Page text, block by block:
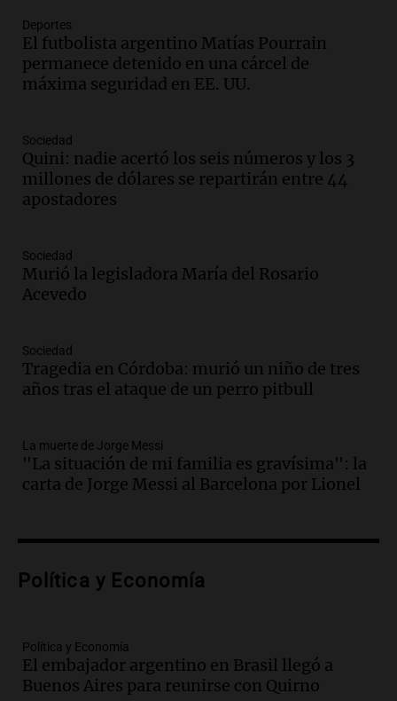
Audio.
recuerdo del paso de Juan Pablo II: "Te
traspasaba con la mirada"
Amamos los Domingos
Audio.
un imperdible cordobés para los
amantes de la astronomía
Amamos los Domingos
la historia del club de Irlanda
revolucionado por hinchas argentinos
Amamos los Domingos
Audio.
argentino regresa al país tras conflicto
con Brasil
Audio.Bomberos asisten a senderista
con fractura de tobillo en refugio Doña
Rosa
Episodios
investigación internacional sobre asma
Episodios
Audio.Suspenden descuento en SUBE y
aumentan tarifas del SUBTE en Buenos
Deportes
El futbolista argentino Matías Pourrain
permanece detenido en una cárcel de
máxima seguridad en EE. UU.
Sociedad
Quini: nadie acertó los seis números y los 3
millones de dólares se repartirán entre 44
apostadores
Sociedad
Murió la legisladora María del Rosario
Acevedo
Sociedad
Tragedia en Córdoba: murió un niño de tres
años tras el ataque de un perro pitbull
La muerte de Jorge Messi
"La situación de mi familia es gravísima": la
carta de Jorge Messi al Barcelona por Lionel
Política y Economía
Política y Economía
El embajador argentino en Brasil llegó a
Buenos Aires para reunirse con Quirno